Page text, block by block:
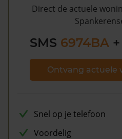
de gemeentelijke
bent u elk jaar op de
Direct de actuele
SMS 6974BA +
Ontvang actuele
Snel op je telefoon
Voordelig